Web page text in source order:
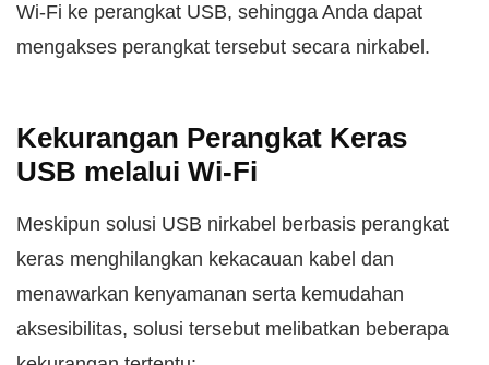
Wi-Fi ke perangkat USB, sehingga Anda dapat
mengakses perangkat tersebut secara nirkabel.
Kekurangan Perangkat Keras
USB melalui Wi-Fi
Meskipun solusi USB nirkabel berbasis perangkat
keras menghilangkan kekacauan kabel dan
menawarkan kenyamanan serta kemudahan
aksesibilitas, solusi tersebut melibatkan beberapa